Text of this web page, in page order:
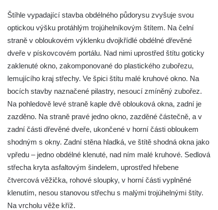
Kaple na křižovatce ulic Budějovická a
Dělnická v Kamenném Újezdě
Bývalý kostel svatých Filipa a Jakuba na
náměstí J. V. Kamarýta ve Velešíně
Kaple na hřbitově ve Velešíně
Márnice na hřbitově ve Velešíně
Kostel svatého Václava ve Velešíně
Kostel svatého Ducha v poutním areálu
Římov
Křížová cesta Římov – XXV. kaple – Boží
hrob
Křížová cesta Římov – XXIV. kaple – Pieta
Křížová cesta Římov – XXIII. kaple –
Štíhle vypadající stavba obdélného půdorysu zvyšuje svou
optickou výšku protáhlým trojúhelníkovým štítem. Na čelní
straně v obloukovém výklenku dvojkřídlé obdélné dřevěné
dveře v pískovcovém portálu. Nad nimi uprostřed štítu goticky
zaklenuté okno, zakomponované do plastického zubořezu,
lemujícího kraj střechy. Ve špici štítu malé kruhové okno. Na
bocích stavby naznačené pilastry, nesoucí zmíněný zubořez.
Na pohledově levé straně kaple dvě oblouková okna, zadní je
zazděno. Na straně pravé jedno okno, zazděné částečně, a v
zadní části dřevěné dveře, ukončené v horní části obloukem
shodným s okny. Zadní stěna hladká, ve štítě shodná okna jako
vpředu – jedno obdélné klenuté, nad ním malé kruhové. Sedlová
střecha kryta asfaltovým šindelem, uprostřed hřebene
čtvercová věžička, rohové sloupky, v horní části vyplněné
klenutím, nesou stanovou střechu s malými trojúhelnými štíty.
Na vrcholu věže kříž.